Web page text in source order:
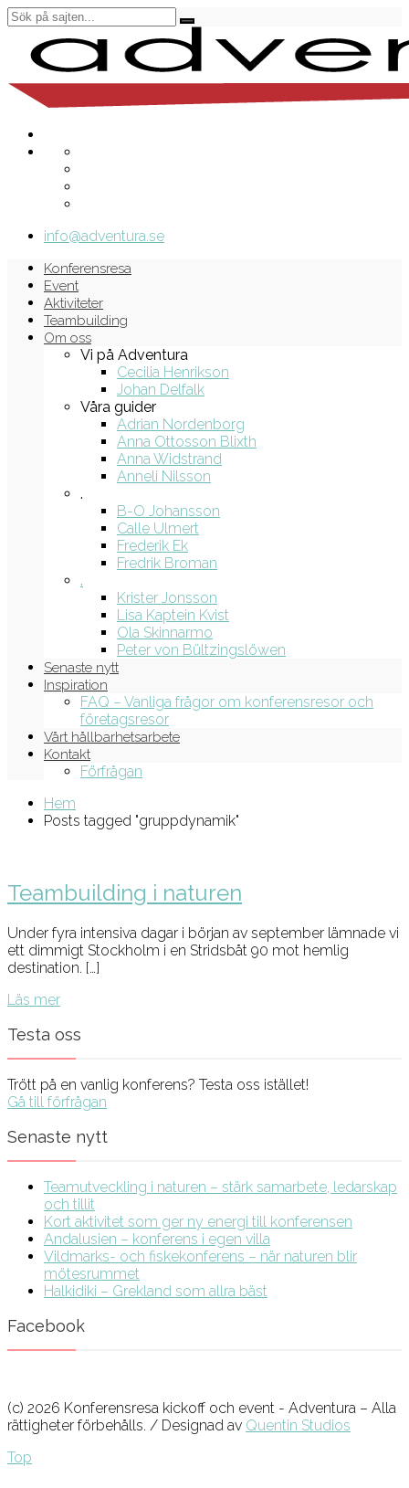
info@adventura.se
Konferensresa
Event
Aktiviteter
Teambuilding
Om oss
Vi på Adventura
Cecilia Henrikson
Johan Delfalk
Våra guider
Adrian Nordenborg
Anna Ottosson Blixth
Anna Widstrand
Anneli Nilsson
.
B-O Johansson
Calle Ulmert
Frederik Ek
Fredrik Broman
.
Krister Jonsson
Lisa Kaptein Kvist
Ola Skinnarmo
Peter von Bültzingslöwen
Senaste nytt
Inspiration
FAQ – Vanliga frågor om konferensresor och
företagsresor
Vårt hållbarhetsarbete
Kontakt
Förfrågan
Hem
Posts tagged "gruppdynamik"
Teambuilding i naturen
Under fyra intensiva dagar i början av september lämnade vi
ett dimmigt Stockholm i en Stridsbåt 90 mot hemlig
destination. […]
Läs mer
Testa oss
Trött på en vanlig konferens? Testa oss istället!
Gå till förfrågan
Senaste nytt
Teamutveckling i naturen – stärk samarbete, ledarskap
och tillit
Kort aktivitet som ger ny energi till konferensen
Andalusien – konferens i egen villa
Vildmarks- och fiskekonferens – när naturen blir
mötesrummet
Halkidiki – Grekland som allra bäst
Facebook
(c) 2026 Konferensresa kickoff och event - Adventura – Alla
rättigheter förbehålls. / Designad av Quentin Studios
Top